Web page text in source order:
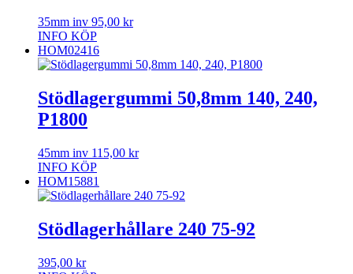
35mm inv 95,00 kr
INFO KÖP
HOM02416
Stödlagergummi 50,8mm 140, 240,
P1800
45mm inv 115,00 kr
INFO KÖP
HOM15881
Stödlagerhållare 240 75-92
395,00 kr